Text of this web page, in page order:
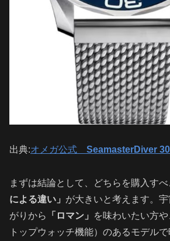
出典:オメガ公式 SeamasterDiver
まずは結論として、どちらを購入す
による違い」 が大きいと考えます。
がりから
「ロマン」
を味わいたい方
トップウォッチ機能）のあるモデル